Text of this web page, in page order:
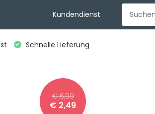
Kundendienst
Schnelle Lieferung
€ 6,99
€ 2,49